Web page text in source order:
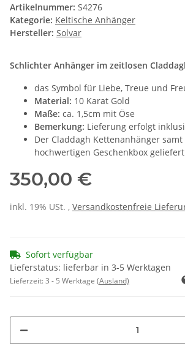
Artikelnummer: S4276
Kategorie: Keltische Anhänger
Hersteller: Solvar
Schlichter Anhänger im zeitlosen
das Symbol für Liebe, Treue und
Material: 10 Karat Gold
Maße: ca. 1,5cm mit Öse
Bemerkung: Lieferung erfolgt
Der Claddagh Kettenanhänger
hochwertigen Geschenkbox geliefert
350,00 €
inkl. 19% USt. , Versandkostenfreie
Sofort verfügbar
Lieferstatus: lieferbar in 3-5 Werktagen
Lieferzeit:3 - 5 Werktage (Ausland)